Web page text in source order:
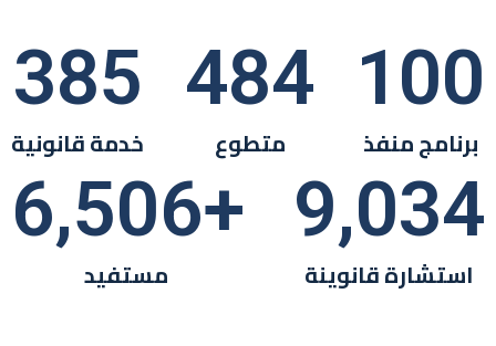
مستفيد
+
6,506
استشارة قانوينة
9,034
خدمة قانونية
385
متطوع
484
برنامج منفذ
100